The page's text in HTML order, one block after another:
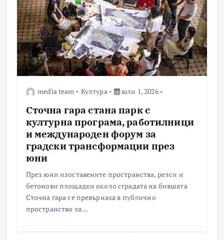
media team Култура юли 1, 2026
Сточна гара стана парк с
културна програма, работилници
и международен форум за
градски трансформации през
юни
През юни изоставените пространства, релси и
бетонови площадки около сградата на бившата
Сточна гара се превърнаха в публично
пространство за…